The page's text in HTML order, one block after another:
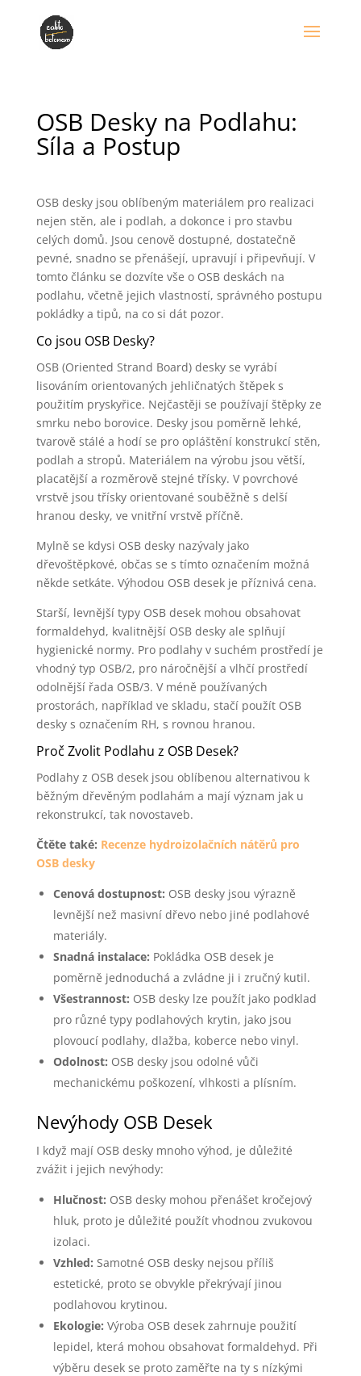
OSB Desky na Podlahu:
Síla a Postup
OSB desky jsou oblíbeným materiálem pro realizaci
nejen stěn, ale i podlah, a dokonce i pro stavbu
celých domů. Jsou cenově dostupné, dostatečně
pevné, snadno se přenášejí, upravují i připevňují. V
tomto článku se dozvíte vše o OSB deskách na
podlahu, včetně jejich vlastností, správného postupu
pokládky a tipů, na co si dát pozor.
Co jsou OSB Desky?
OSB (Oriented Strand Board) desky se vyrábí
lisováním orientovaných jehličnatých štěpek s
použitím pryskyřice. Nejčastěji se používají štěpky ze
smrku nebo borovice. Desky jsou poměrně lehké,
tvarově stálé a hodí se pro opláštění konstrukcí stěn,
podlah a stropů. Materiálem na výrobu jsou větší,
placatější a rozměrově stejné třísky. V povrchové
vrstvě jsou třísky orientované souběžně s delší
hranou desky, ve vnitřní vrstvě příčně.
Mylně se kdysi OSB desky nazývaly jako
dřevoštěpkové, občas se s tímto označením možná
někde setkáte. Výhodou OSB desek je příznivá cena.
Starší, levnější typy OSB desek mohou obsahovat
formaldehyd, kvalitnější OSB desky ale splňují
hygienické normy. Pro podlahy v suchém prostředí je
vhodný typ OSB/2, pro náročnější a vlhčí prostředí
odolnější řada OSB/3. V méně používaných
prostorách, například ve skladu, stačí použít OSB
desky s označením RH, s rovnou hranou.
Proč Zvolit Podlahu z OSB Desek?
Podlahy z OSB desek jsou oblíbenou alternativou k
běžným dřevěným podlahám a mají význam jak u
rekonstrukcí, tak novostaveb.
Čtěte také: Recenze hydroizolačních nátěrů pro
OSB desky
Cenová dostupnost: OSB desky jsou výrazně
levnější než masivní dřevo nebo jiné podlahové
materiály.
Snadná instalace: Pokládka OSB desek je
poměrně jednoduchá a zvládne ji i zručný kutil.
Všestrannost: OSB desky lze použít jako podklad
pro různé typy podlahových krytin, jako jsou
plovoucí podlahy, dlažba, koberce nebo vinyl.
Odolnost: OSB desky jsou odolné vůči
mechanickému poškození, vlhkosti a plísním.
Nevýhody OSB Desek
I když mají OSB desky mnoho výhod, je důležité
zvážit i jejich nevýhody:
Hlučnost: OSB desky mohou přenášet kročejový
hluk, proto je důležité použít vhodnou zvukovou
izolaci.
Vzhled: Samotné OSB desky nejsou příliš
estetické, proto se obvykle překrývají jinou
podlahovou krytinou.
Ekologie: Výroba OSB desek zahrnuje použití
lepidel, která mohou obsahovat formaldehyd. Při
výběru desek se proto zaměřte na ty s nízkými